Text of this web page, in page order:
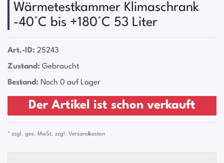
Wärmetestkammer Klimaschrank
-40°C bis +180°C 53 Liter
Art.-ID: 25243
Zustand: Gebraucht
Bestand: Noch 0 auf Lager
Der Artikel ist schon verkauft
* zzgl. ges. MwSt. zzgl. Versandkosten